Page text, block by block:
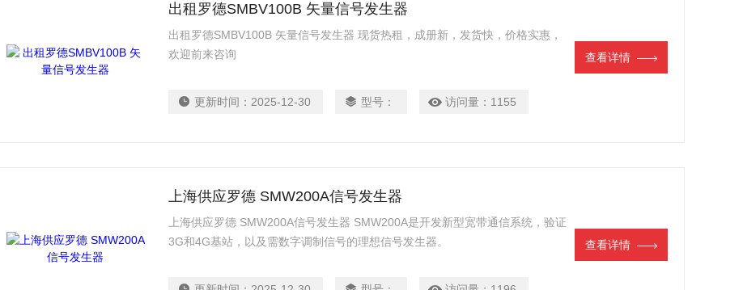
出租罗德SMBV100B 矢量信号发生器
出租罗德SMBV100B 矢量信号发生器 现货热租，成册新，发货快，价格实惠，
欢迎前来咨询
更新时间： 2025-12-30 型号： 访问量： 1155
查看详情
上海供应罗德 SMW200A信号发生器
上海供应罗德 SMW200A信号发生器 SMW200A是开发新型宽带通信系统，验证
3G和4G基站，以及需数字调制信号的理想信号发生器。
查看详情